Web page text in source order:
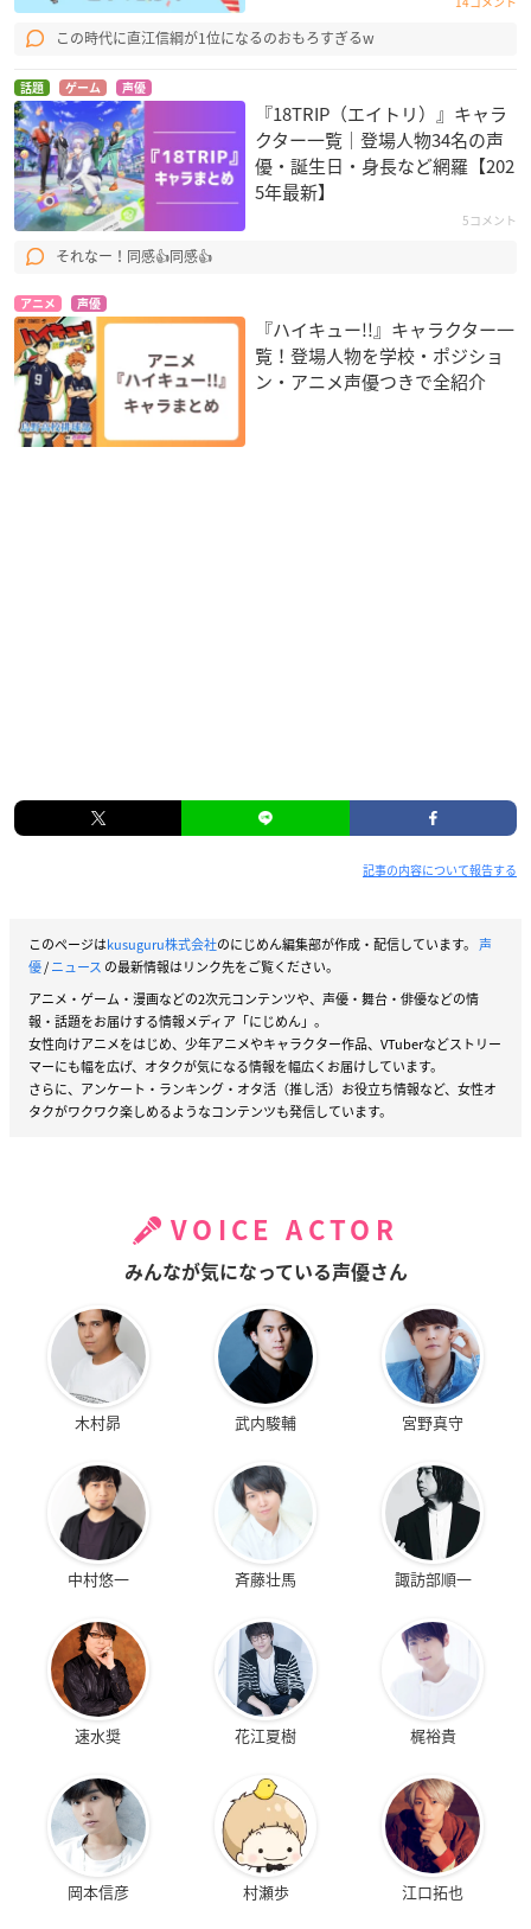
この時代に直江信綱が1位になるのおもろすぎるw
話題 ゲーム 声優
『18TRIP（エイトリ）』キャラ
クター一覧｜登場人物34名の声
優・誕生日・身長など網羅【202
5年最新】
5コメント
それなー！同感👍同感👍
アニメ 声優
『ハイキュー!!』キャラクター一
覧！登場人物を学校・ポジショ
ン・アニメ声優つきで全紹介
記事の内容について報告する
このページはkusuguru株式会社のにじめん編集部が作成・配信しています。 声
優/ニュース の最新情報はリンク先をご覧ください。
アニメ・ゲーム・漫画などの2次元コンテンツや、声優・舞台・俳優などの情
報・話題をお届けする情報メディア「にじめん」。
女性向けアニメをはじめ、少年アニメやキャラクター作品、VTuberなどストリー
マーにも幅を広げ、オタクが気になる情報を幅広くお届けしています。
さらに、アンケート・ランキング・オタ活（推し活）お役立ち情報など、女性オ
タクがワクワク楽しめるようなコンテンツも発信しています。
VOICE ACTOR
みんなが気になっている声優さん
木村昴 武内駿輔 宮野真守
中村悠一 斉藤壮馬 諏訪部順一
速水奨 花江夏樹 梶裕貴
岡本信彦 村瀬歩 江口拓也